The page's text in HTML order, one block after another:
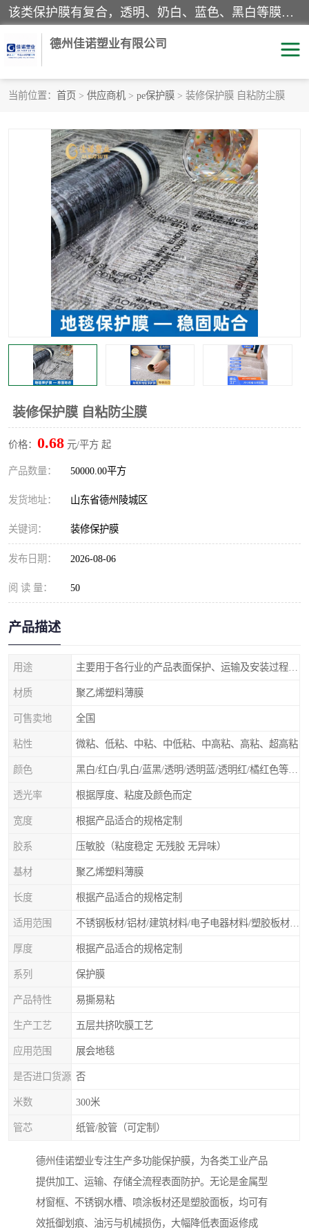
该类保护膜有复合，透明、奶白、蓝色、黑白等膜型。特高粘，高粘，中高粘，中粘，中低粘，低粘等。对于不同的粘力要求有相应的产品相适配。无胶渍残留污染。在较宽的收卷幅度下平整无皱纹，收卷长度大，利于机械化及自动化施工粘贴。为您的产品提供的表面保护解决方案。 产品广泛适用于：铝材、不锈钢、金属、塑料、电子、家电、家具、玻璃、化工材料、装饰材料等。
德州佳诺塑业有限公司
当前位置： 首页 > 供应商机 > pe保护膜 > 装修保护膜 自粘防尘膜
装修保护膜 自粘防尘膜
价格： 0.68 元/平方 起
产品数量： 50000.00平方
发货地址： 山东省德州陵城区
关键词： 装修保护膜
发布日期： 2026-08-06
阅 读 量： 50
产品描述
用途
材质 聚乙烯塑料薄膜
可售卖地 全国
粘性 微粘、低粘、中粘、中低粘、中高粘、高粘、超高粘
颜色
透光率 根据厚度、粘度及颜色而定
宽度 根据产品适合的规格定制
胶系 压敏胶（粘度稳定 无残胶 无异味）
基材 聚乙烯塑料薄膜
长度 根据产品适合的规格定制
适用范围
厚度 根据产品适合的规格定制
系列 保护膜
产品特性 易撕易粘
生产工艺 五层共挤吹膜工艺
应用范围 展会地毯
是否进口货源 否
米数 300米
管芯 纸管/胶管（可定制）
德州佳诺塑业专注生产多功能保护膜，为各类工业产品
提供加工、运输、存储全流程表面防护。无论是金属型
材窗框、不锈钢水槽、喷涂板材还是塑胶面板，均可有
效抵御划痕、油污与机械损伤，大幅降低表面返修成
地毯保护膜 家具保护膜
拉伸缠绕膜 透明保护膜
黑白保护膜 乳白保护膜
明蓝保护膜 纯黑保护膜
印字保护膜 彩钢板保护膜
不绣钢板保护膜 两边上胶保护膜
窗缝阻风胶带 铝板保护膜